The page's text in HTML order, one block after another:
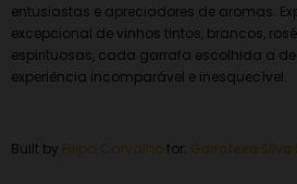
entusiastas e apreciadores de aromas.
excepcional de vinhos tintos, brancos,
espirituosas, cada garrafa escolhida a
experiência incomparável e inesquecível.
Built by Filipa Carvalhofor: Garrafeira Silva